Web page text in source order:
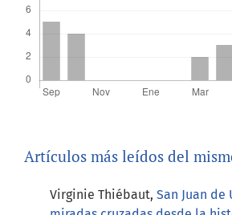
Artículos más leídos del
Virginie Thiébaut, San Juan de